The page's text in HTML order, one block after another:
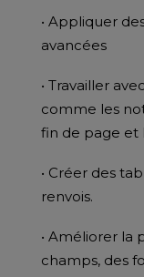
• Appliquer
avancées
• Travailler
comme les
fin de page et
• Créer des
renvois.
• Améliorer la
champs, des